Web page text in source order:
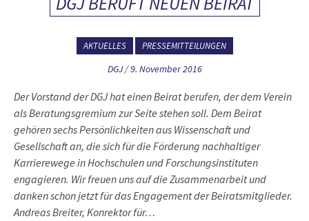
AKTUELLES PRESSEMITTEILUNGEN
DGJ/9. November 2016
Der Vorstand der DGJ hat einen Beirat berufen, der dem Verein
als Beratungsgremium zur Seite stehen soll. Dem Beirat
gehören sechs Persönlichkeiten aus Wissenschaft und
Gesellschaft an, die sich für die Förderung nachhaltiger
Karrierewege in Hochschulen und Forschungsinstituten
engagieren. Wir freuen uns auf die Zusammenarbeit und
danken schon jetzt für das Engagement der Beiratsmitglieder.
Andreas Breiter, Konrektor für…